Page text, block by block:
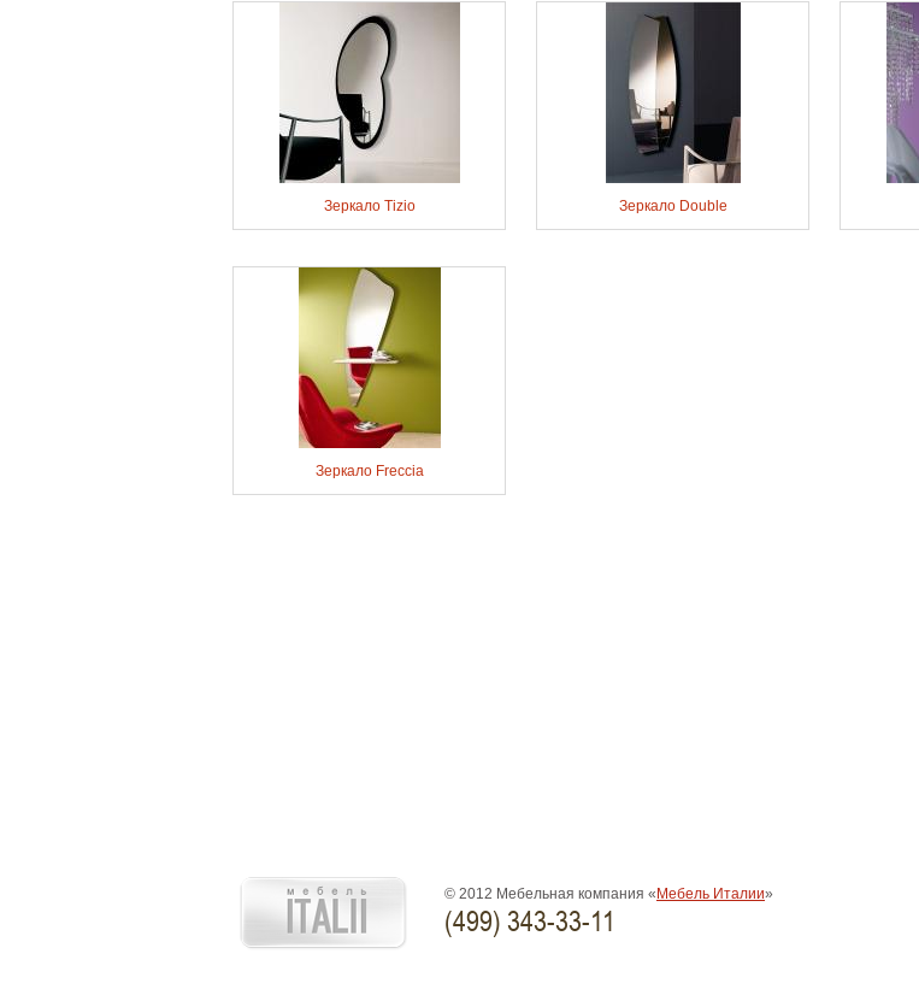
Зеркало Tizio Зеркало Double
Зеркало Freccia
© 2012 Мебельная компания « Мебель Италии»
(499) 343-33-11